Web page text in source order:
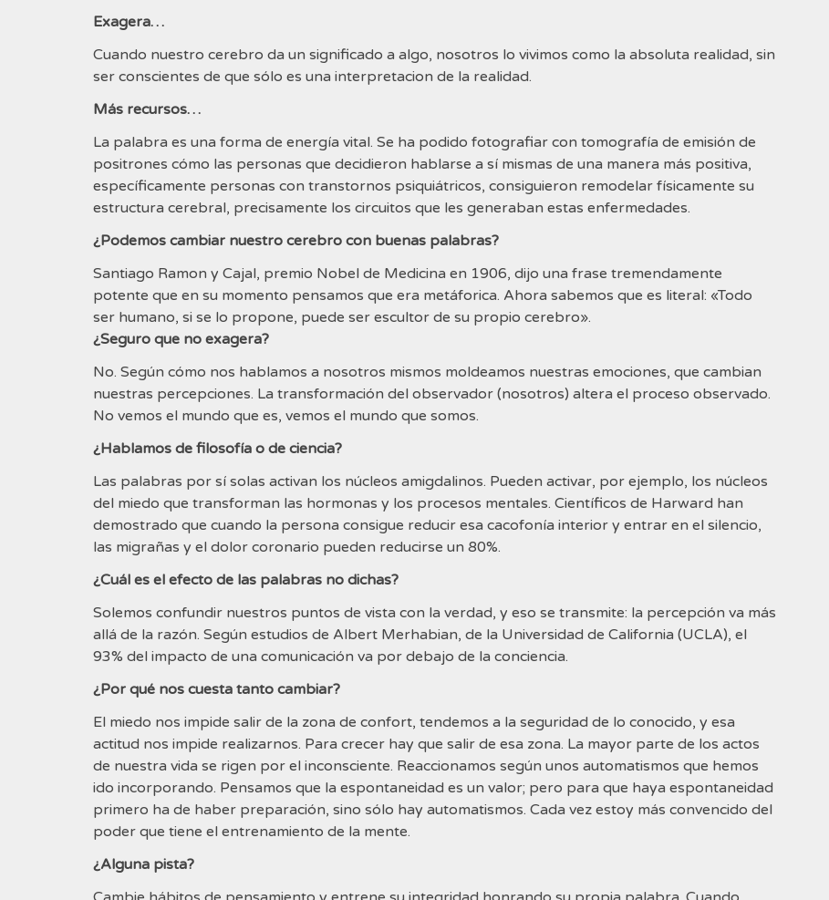
Exagera…
Cuando nuestro cerebro da un significado a algo, nosotros lo vivimos como la absoluta realidad, sin
ser conscientes de que sólo es una interpretacion de la realidad.
Más recursos…
La palabra es una forma de energía vital. Se ha podido fotografiar con tomografía de emisión de
positrones cómo las personas que decidieron hablarse a sí mismas de una manera más positiva,
específicamente personas con transtornos psiquiátricos, consiguieron remodelar físicamente su
estructura cerebral, precisamente los circuitos que les generaban estas enfermedades.
¿Podemos cambiar nuestro cerebro con buenas palabras?
Santiago Ramon y Cajal, premio Nobel de Medicina en 1906, dijo una frase tremendamente
potente que en su momento pensamos que era metáforica. Ahora sabemos que es literal: «Todo
ser humano, si se lo propone, puede ser escultor de su propio cerebro».
¿Seguro que no exagera?
No. Según cómo nos hablamos a nosotros mismos moldeamos nuestras emociones, que cambian
nuestras percepciones. La transformación del observador (nosotros) altera el proceso observado.
No vemos el mundo que es, vemos el mundo que somos.
¿Hablamos de filosofía o de ciencia?
Las palabras por sí solas activan los núcleos amigdalinos. Pueden activar, por ejemplo, los núcleos
del miedo que transforman las hormonas y los procesos mentales. Científicos de Harward han
demostrado que cuando la persona consigue reducir esa cacofonía interior y entrar en el silencio,
las migrañas y el dolor coronario pueden reducirse un 80%.
¿Cuál es el efecto de las palabras no dichas?
Solemos confundir nuestros puntos de vista con la verdad, y eso se transmite: la percepción va más
allá de la razón. Según estudios de Albert Merhabian, de la Universidad de California (UCLA), el
93% del impacto de una comunicación va por debajo de la conciencia.
¿Por qué nos cuesta tanto cambiar?
El miedo nos impide salir de la zona de confort, tendemos a la seguridad de lo conocido, y esa
actitud nos impide realizarnos. Para crecer hay que salir de esa zona. La mayor parte de los actos
de nuestra vida se rigen por el inconsciente. Reaccionamos según unos automatismos que hemos
ido incorporando. Pensamos que la espontaneidad es un valor; pero para que haya espontaneidad
primero ha de haber preparación, sino sólo hay automatismos. Cada vez estoy más convencido del
poder que tiene el entrenamiento de la mente.
¿Alguna pista?